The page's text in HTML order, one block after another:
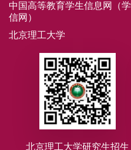
中国高等教育学生信息网（学
信网）
北京理工大学
北京理工大学研究生招生